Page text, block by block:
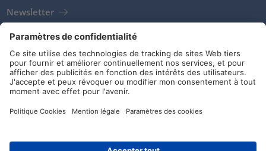
Newsletter
Clients
Fournisseurs
Conditions de stockage
Réseaux sociaux